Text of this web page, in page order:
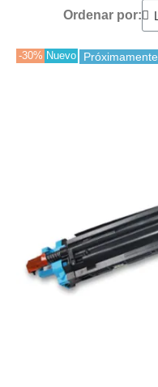
Ordenar por:
-30% Nuevo Próximamente